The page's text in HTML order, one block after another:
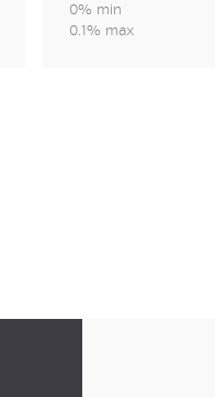
0% min
0.1% max